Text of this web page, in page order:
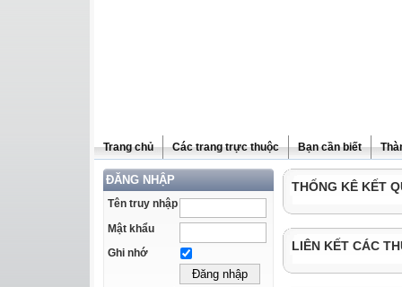
Trang chủ Các trang trực thuộc Bạn cần biết
ĐĂNG NHẬP
Tên truy nhập
Mật khẩu
Ghi nhớ
THỐNG KÊ KẾT
LIÊN KẾT CÁC